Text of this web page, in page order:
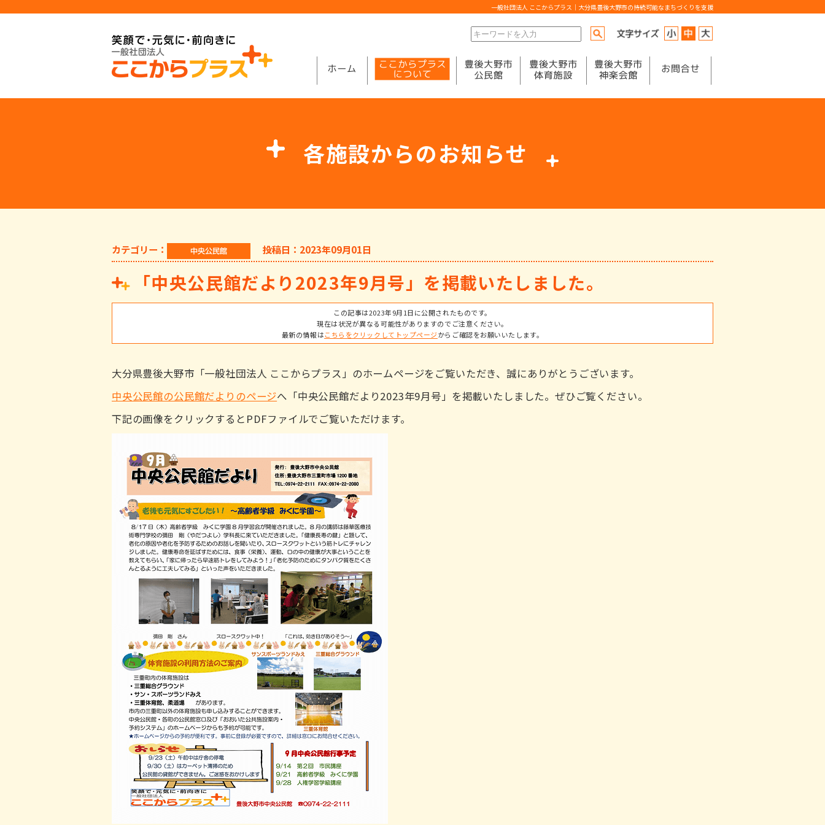
一般社団法人 ここからプラス｜大分県豊後大野市の持続可能なまちづくりを支援
各施設からのお知らせ
カテゴリー： 投稿日：2023年09月01日
「中央公民館だより2023年9月号」を掲載いたしました。
この記事は2023年9月1日に公開されたものです。
現在は状況が異なる可能性がありますのでご注意ください。
最新の情報はこちらをクリックしてトップページからご確認をお願いいたします。
大分県豊後大野市「一般社団法人 ここからプラス」のホームページをご覧いただき、誠にありがとうございます。
中央公民館の公民館だよりのページへ「中央公民館だより2023年9月号」を掲載いたしました。ぜひご覧ください。
下記の画像をクリックするとPDFファイルでご覧いただけます。